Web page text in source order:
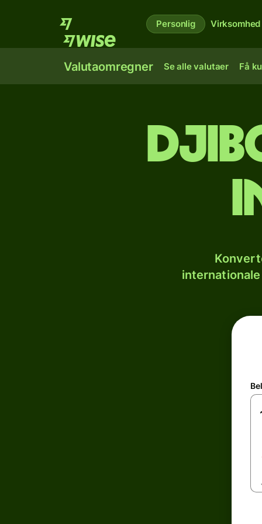
Personlig Virksomhed
Valutaomregner Se alle valutaer Få